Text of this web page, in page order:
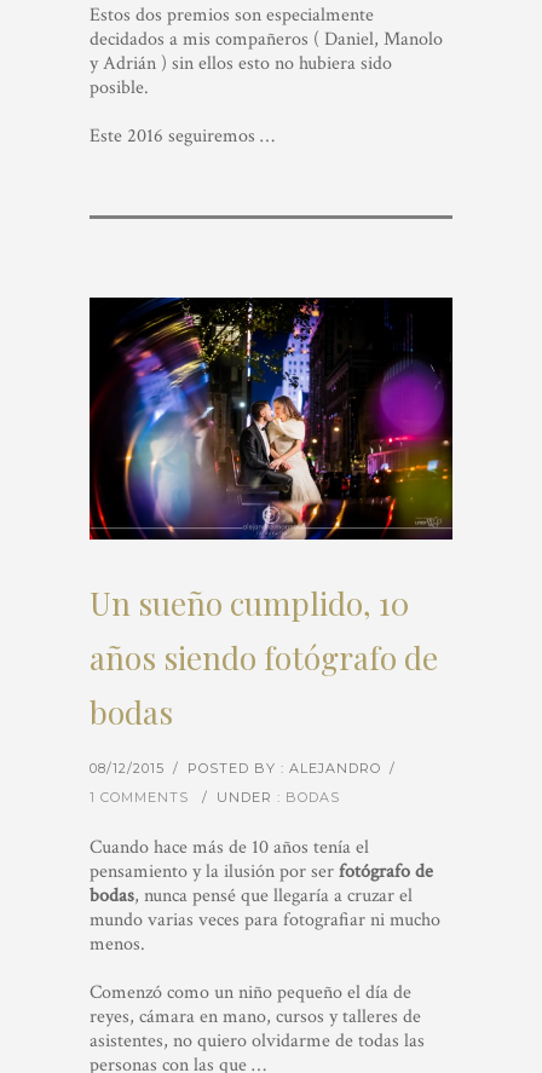
Estos dos premios son especialmente
decidados a mis compañeros ( Daniel, Manolo
y Adrián ) sin ellos esto no hubiera sido
posible.
Este 2016 seguiremos …
Un sueño cumplido, 10
años siendo fotógrafo de
bodas
08/12/2015 / POSTED BY : ALEJANDRO /
1 COMMENTS
/ UNDER : BODAS
Cuando hace más de 10 años tenía el
pensamiento y la ilusión por serfotógrafo de
bodas, nunca pensé que llegaría a cruzar el
mundo varias veces para fotografiar ni mucho
menos.
Comenzó como un niño pequeño el día de
reyes, cámara en mano, cursos y talleres de
asistentes, no quiero olvidarme de todas las
personas con las que …